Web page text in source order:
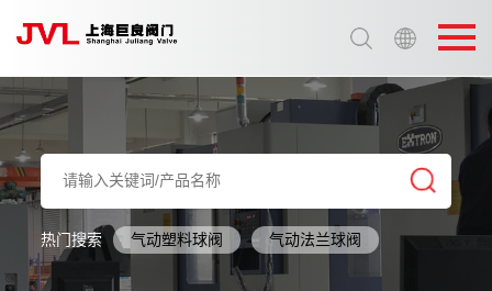
选择语言:
中文 / Chinese
英语 / English
热门搜索 气动塑料球阀 气动法兰球阀